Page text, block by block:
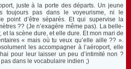
juste à la porte des départs. Un jeune
toujours pas dans le voyeurisme, ni le
point d’être séparés. Et qui supervise la
?? (Je n’exagère même pas). La belle-
la scène dure, et elle dure. Et mon mari de
« mais où tu veux qu’elle aille ?? ».
les accompagner à l’aéroport, elle
pour leur laisser un peu d’intimité non ?
pas dans le vocabulaire indien ;)